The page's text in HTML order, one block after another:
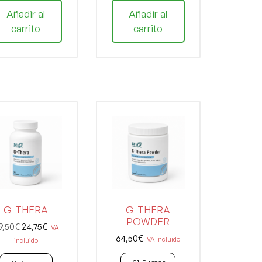
Añadir al
carrito
Añadir al
carrito
G-THERA
€ 24,75€ IVA
incluido
G-THERA
POWDER
64,50€ IVA incluido